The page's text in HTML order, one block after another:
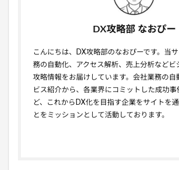
DX攻略部 なおぴー
こんにちは、DX攻略部のなおぴーです。当
務の自動化、アクセス解析、売上分析などビ
攻略情報をお届けしています。会社業務の自
ビス紹介から、各業界にコミットした成功
ど、これからDX化を目指す企業をサイトを
とをミッションとして活動しております。